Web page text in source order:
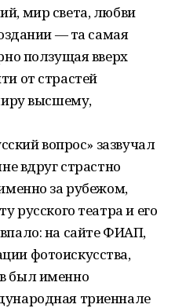
мир света, любви
— та самая
ползущая вверх
от страстей
высшему,
вопрос» зазвучал
вдруг страстно
за рубежом,
русского театра и его
на сайте ФИАП,
фотоискусства,
был именно
триеннале